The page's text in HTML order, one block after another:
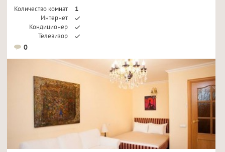
Количество комнат
1
Интернет
Кондиционер
Телевизор
0